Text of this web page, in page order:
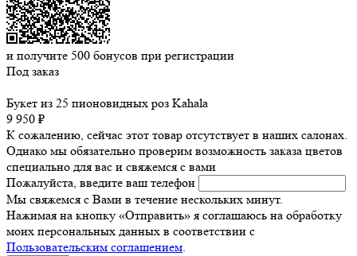
и получите 500 бонусов при регистрации
Под заказ
Букет из 25 пионовидных роз Kahala
9 950 ₽
К сожалению, сейчас этот товар отсутствует в наших салонах.
Однако мы обязательно проверим возможность заказа цветов
специально для вас и свяжемся с вами
Пожалуйста, введите ваш телефон
Мы свяжемся с Вами в течение нескольких минут.
Нажимая на кнопку «Отправить» я соглашаюсь на обработку
моих персональных данных в соответствии с
Пользовательским соглашением.